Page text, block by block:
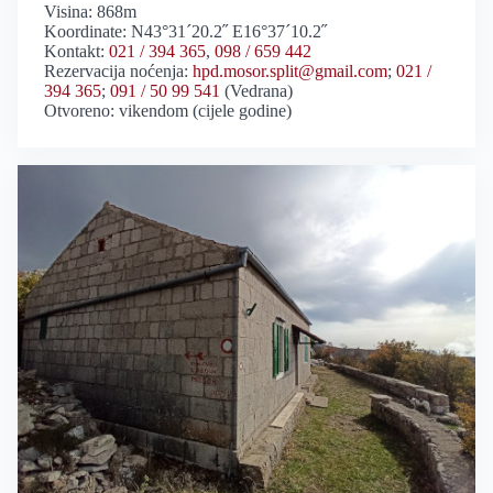
Visina: 868m
Koordinate: N43°31´20.2˝ E16°37´10.2˝
Kontakt: 021 / 394 365, 098 / 659 442
Rezervacija noćenja: hpd.mosor.split@gmail.com; 021 /
394 365; 091 / 50 99 541 (Vedrana)
Otvoreno: vikendom (cijele godine)